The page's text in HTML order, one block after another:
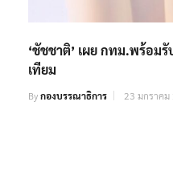
‘ชัชชาติ’ เผย กทม.พร้อม
เทียม
Byกองบรรณาธิการ 23 มกราคม